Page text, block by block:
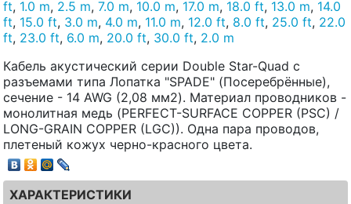
ft, 1.0 m, 2.5 m, 7.0 m, 10.0 m, 17.0 m, 18.0 ft, 13.0 m, 14.0
ft, 15.0 ft, 3.0 m, 4.0 m, 11.0 m, 12.0 ft, 8.0 ft, 25.0 ft, 22.0
ft, 23.0 ft, 6.0 m, 20.0 ft, 30.0 ft, 2.0 m
Кабель акустический серии Double Star-Quad с
разъемами типа Лопатка "SPADE" (Посеребрённые),
сечение - 14 AWG (2,08 мм2). Материал проводников -
монолитная медь (PERFECT-SURFACE COPPER (PSC) /
LONG-GRAIN COPPER (LGC)). Одна пара проводов,
плетеный кожух черно-красного цвета.
ХАРАКТЕРИСТИКИ